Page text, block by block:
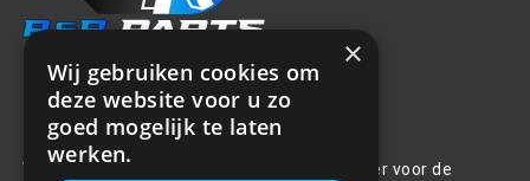
Over ons
Welkom bij R&R Parts Automotive, uw partner voor de
×
Wij gebruiken cookies om
deze website voor u zo
goed mogelijk te laten
werken.